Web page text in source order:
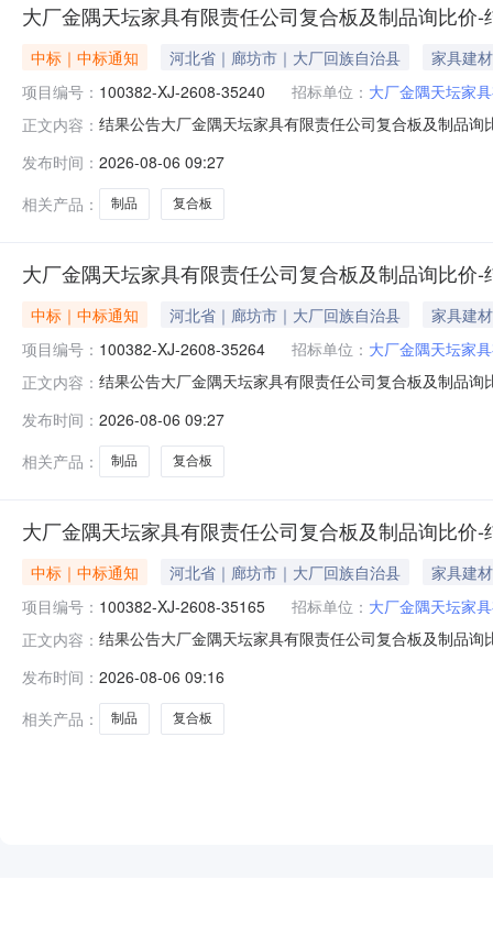
大厂金隅天坛家具有限责任公司复合板及制品询比价-
中标｜中标通知 河北省｜廊坊市｜大厂回族自治县
家具建材
项目编号： 100382-XJ-2608-35240 招标单位： 大厂金隅天坛家
正文内容： 结果公告大厂金隅天坛家具有限责任公司复合板及制品
大成兴旺智能家具有限公司请中选单位与本公司联系，
发布时间： 2026-08-06 09:27
相关产品：
制品 复合板
大厂金隅天坛家具有限责任公司复合板及制品询比价-
中标｜中标通知 河北省｜廊坊市｜大厂回族自治县
家具建材
项目编号： 100382-XJ-2608-35264 招标单位： 大厂金隅天坛家
正文内容： 结果公告大厂金隅天坛家具有限责任公司复合板及制品
鑫健木业有限公司请中选单位与本公司联系，办理合同
发布时间： 2026-08-06 09:27
相关产品：
制品 复合板
大厂金隅天坛家具有限责任公司复合板及制品询比价-
中标｜中标通知 河北省｜廊坊市｜大厂回族自治县
家具建材
项目编号： 100382-XJ-2608-35165 招标单位： 大厂金隅天坛家
正文内容： 结果公告大厂金隅天坛家具有限责任公司复合板及制品
白各庄海龙装饰板有限公司请中选单位与本公司联系，
发布时间： 2026-08-06 09:16
相关产品：
制品 复合板